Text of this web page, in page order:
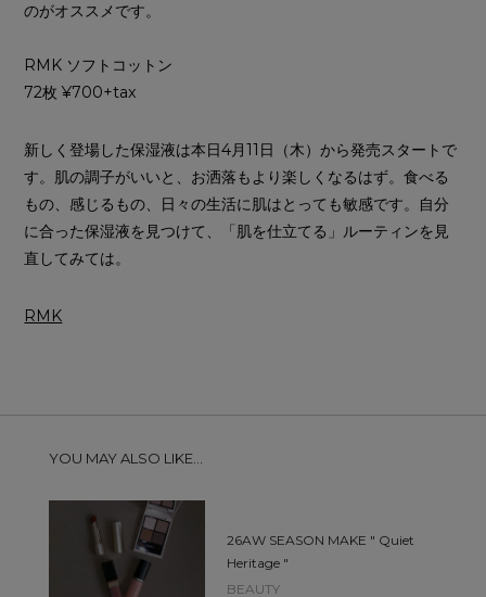
のがオススメです。
RMK ソフトコットン
72枚 ¥700+tax
新しく登場した保湿液は本日4月11日（木）から発売スタートで
す。肌の調子がいいと、お洒落もより楽しくなるはず。食べる
もの、感じるもの、日々の生活に肌はとっても敏感です。自分
に合った保湿液を見つけて、「肌を仕立てる」ルーティンを見
直してみては。
RMK
YOU MAY ALSO LIKE...
26AW SEASON MAKE " Quiet
Heritage "
BEAUTY